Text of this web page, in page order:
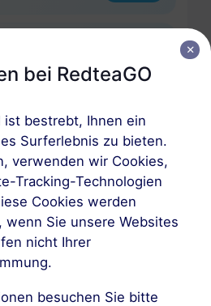
Details
Mehr
bei RedteaGO
ist bestrebt, Ihnen ein
Surferlebnis zu bieten.
verwenden wir Cookies,
Tracking-Technologien
Cookies werden
Sie unsere Websites
nicht Ihrer
besuchen Sie bitte